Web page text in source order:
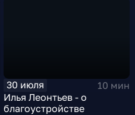
30 июля
10 мин
Илья Леонтьев - о
благоустройстве